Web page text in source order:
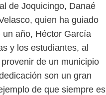
de Joquicingo, Danaé
quien ha guiado
año, Héctor García
y los estudiantes, al
de un municipio
son un gran
de que siempre es